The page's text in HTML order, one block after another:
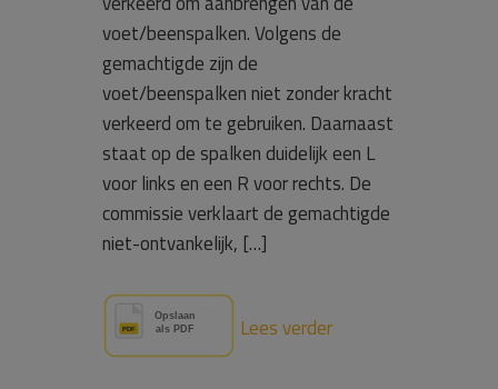
voet/beenspalken. Volgens de
gemachtigde zijn de
voet/beenspalken niet zonder kracht
verkeerd om te gebruiken. Daarnaast
staat op de spalken duidelijk een L
voor links en een R voor rechts. De
commissie verklaart de gemachtigde
niet-ontvankelijk, […]
Lees verder